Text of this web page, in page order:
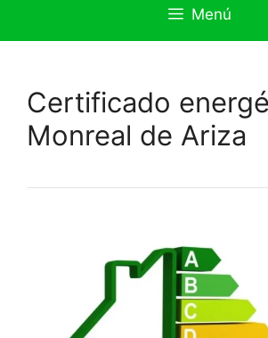
Menú
Certificado
Monreal de Ariza